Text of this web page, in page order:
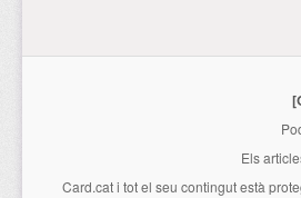
Els
Card.cati tot el seu contingut està